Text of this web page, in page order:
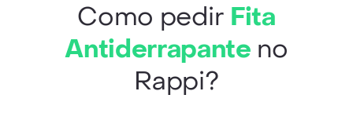
Como pedir Fita
Antiderrapante no
Rappi?